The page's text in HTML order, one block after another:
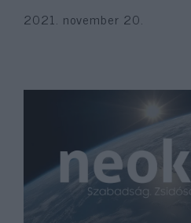
2021. november 20.